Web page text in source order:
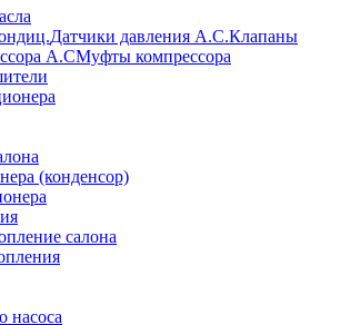
Датчики давления А.С.Клапаны
А.СМуфты компрессора
(конденсор)
салона
насоса